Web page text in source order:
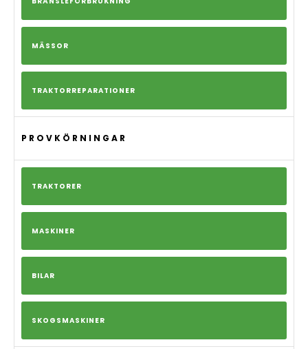
MÄSSOR
TRAKTORREPARATIONER
PROVKÖRNINGAR
TRAKTORER
MASKINER
BILAR
SKOGSMASKINER